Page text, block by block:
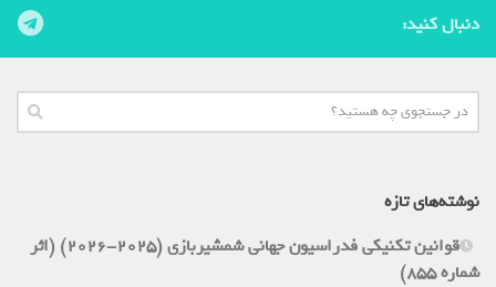
دنبال کنید:
نوشته‌های تازه
قوانین تکنیکی فدراسیون جهانی شمشیربازی (2025-2026) (اثر
شماره 855)